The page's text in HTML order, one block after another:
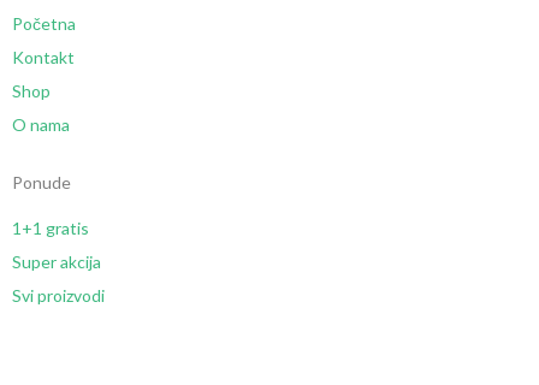
Početna
Kontakt
Shop
O nama
Ponude
1+1 gratis
Super akcija
Svi proizvodi